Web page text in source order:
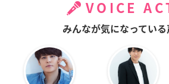
VOICE
みんなが気になっている